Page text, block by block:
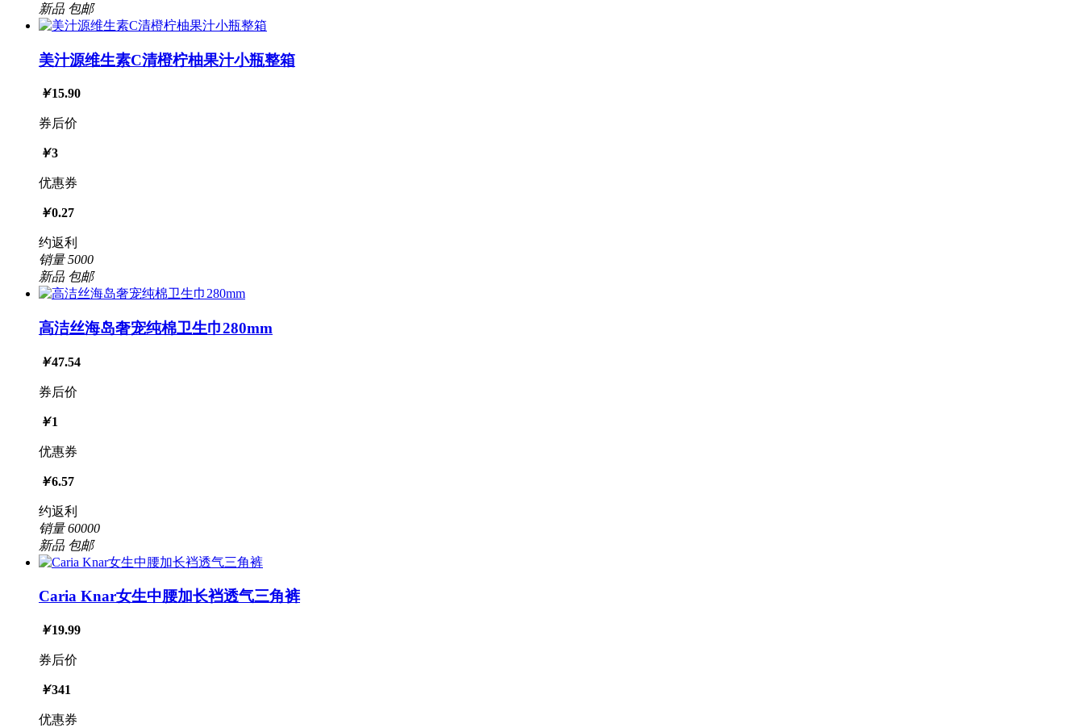
新品 包邮
美汁源维生素C清橙柠柚果汁小瓶整箱
￥15.90
券后价
￥3
优惠券
￥0.27
约返利
销量5000
新品 包邮
高洁丝海岛奢宠纯棉卫生巾280mm
￥47.54
券后价
￥1
优惠券
￥6.57
约返利
销量60000
新品 包邮
Caria Knar女生中腰加长裆透气三角裤
￥19.99
券后价
￥341
优惠券